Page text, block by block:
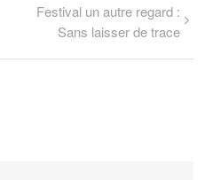
Festival un autre regard :
Sans laisser de trace